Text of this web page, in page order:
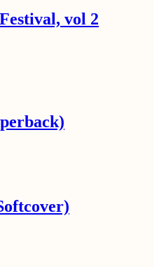
vol 2